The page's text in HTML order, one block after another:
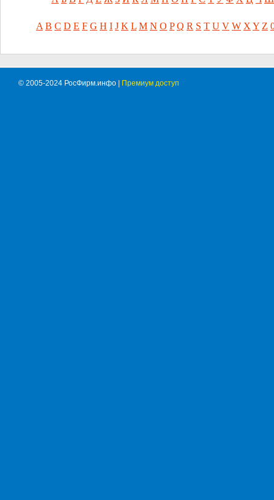
A B C D E F G H I J K L M N O P Q R S T U V W X Y Z
© 2005-2024 РосФирм.инфо | Премиум доступ